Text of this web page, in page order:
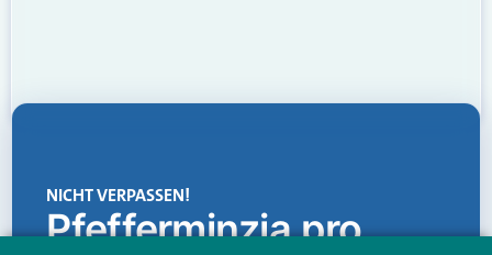
NICHT VERPASSEN!
Pfefferminzia.pro